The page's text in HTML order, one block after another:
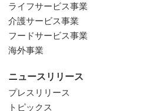
ライフサービス事業
介護サービス事業
フードサービス事業
海外事業
ニュースリリース
プレスリリース
トピックス